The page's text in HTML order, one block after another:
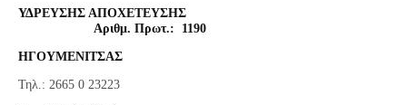
ΥΔΡΕΥΣΗΣ ΑΠΟΧΕΤΕΥΣΗΣ
Αριθμ. Πρωτ.: 1190
ΗΓΟΥΜΕΝΙΤΣΑΣ
Τηλ.: 2665 0 23223